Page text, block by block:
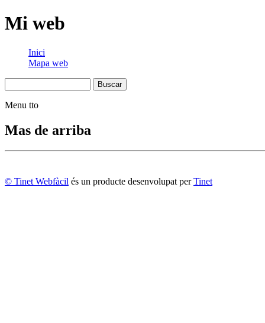
Mi web
Inici
Mapa web
Menu tto
Mas de arriba
© Tinet Webfàcil és un producte desenvolupat perTinet